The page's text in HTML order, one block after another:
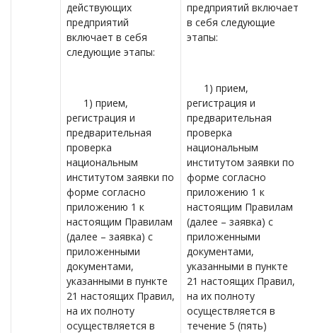
действующих
предприятий
включает в себя
следующие этапы:
1) прием,
регистрация и
предварительная
проверка
национальным
институтом заявки по
форме согласно
приложению 1 к
настоящим Правилам
(далее – заявка) с
приложенными
документами,
указанными в пункте
21 настоящих Правил,
на их полноту
осуществляется в
предприятий включает
в себя следующие
этапы:
1) прием,
регистрация и
предварительная
проверка
национальным
институтом заявки по
форме согласно
приложению 1 к
настоящим Правилам
(далее – заявка) с
приложенными
документами,
указанными в пункте
21 настоящих Правил,
на их полноту
осуществляется в
течение 5 (пять)